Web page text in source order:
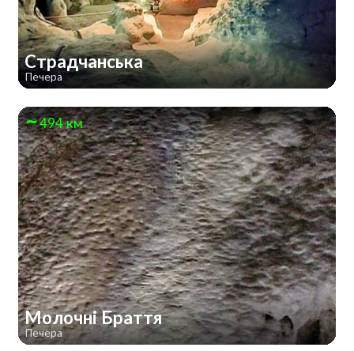
Страдчанська
Печера
494 км
Молочні Браття
Печера